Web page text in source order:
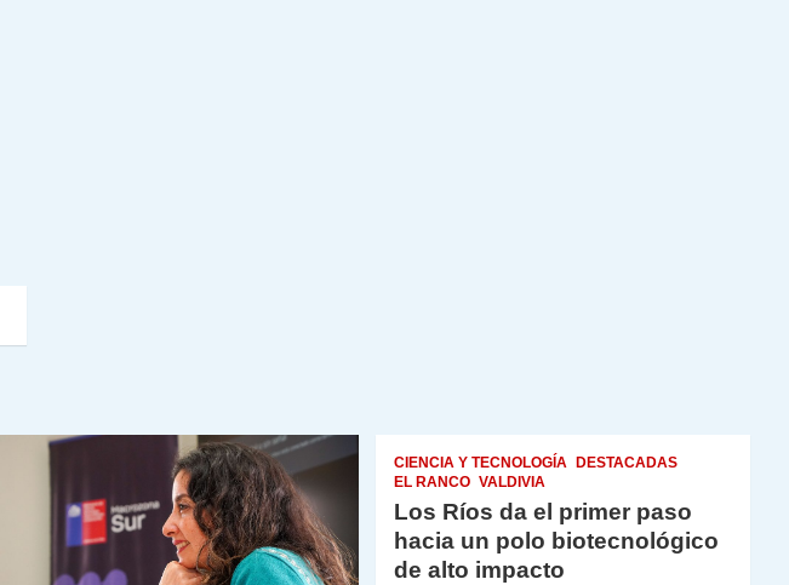
CIENCIA Y TECNOLOGÍA
DESTACADAS
EL RANCO VALDIVIA
Los Ríos da el primer paso
hacia un polo biotecnológico
de alto impacto